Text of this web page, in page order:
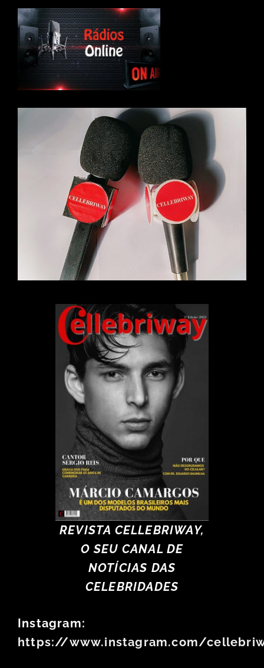
REVISTA CELLEBRIWAY,
O SEU CANAL DE
NOTÍCIAS DAS
CELEBRIDADES
Instagram:
https://www.instagram.com/